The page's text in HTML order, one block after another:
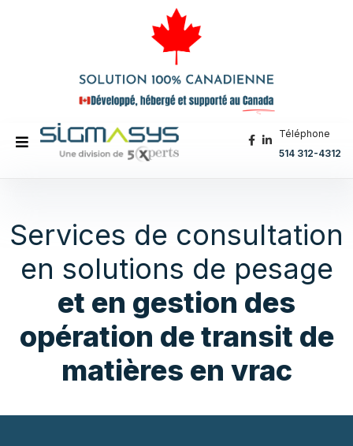
Téléphone
514 312-4312
Services de consultation
en solutions de pesage
et en gestion des
opération de transit de
matières en vrac